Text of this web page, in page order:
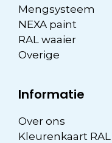
Mengsysteem
NEXA paint
RAL waaier
Overige
Informatie
Over ons
Kleurenkaart RAL